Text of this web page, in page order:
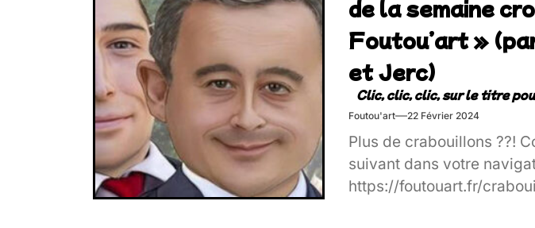
de la semaine
Foutou’art »
et Jerc)
Foutou'art 22 Février 2024
Plus de crabouillons ??!
suivant dans votre
https://foutouart.fr/